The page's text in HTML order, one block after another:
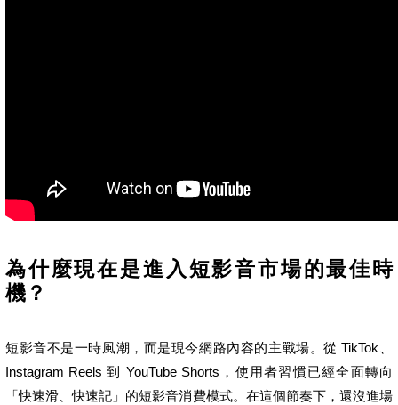
為什麼現在是進入短影音市場的最佳時
機？
短影音不是一時風潮，而是現今網路內容的主戰場。從 TikTok、
Instagram Reels 到 YouTube Shorts，使用者習慣已經全面轉向
「快速滑、快速記」的短影音消費模式。在這個節奏下，還沒進場